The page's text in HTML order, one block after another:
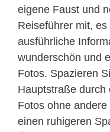
eigene Faust und
Reiseführer mit,
ausführliche
wunderschön und
Fotos. Spazieren
Hauptstraße durch
Fotos ohne
einen ruhigeren